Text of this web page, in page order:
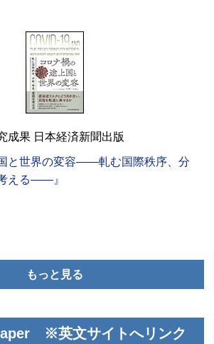
成果 日本経済新聞出版
と世界の変容――軋む国際秩序、分
える――』
もっと見る
※英文サイトへリンク